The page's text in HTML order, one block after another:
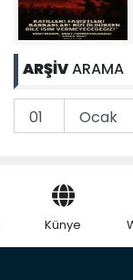
ARŞİVARAMA
Künye